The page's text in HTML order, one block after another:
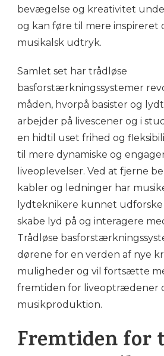
bevægelse og kreativitet
og kan føre til mere inspireret
musikalsk udtryk.
Samlet set har trådløse
basforstærkningssystemer
måden, hvorpå basister og
arbejder på livescener og i
en hidtil uset frihed og
til mere dynamiske og
liveoplevelser. Ved at fjerne
kabler og ledninger har
lydteknikere kunnet
skabe lyd på og interagere
Trådløse
dørene for en verden af nye
muligheder og vil fortsætte
fremtiden for liveoptrædener
musikproduktion.
Fremtiden for